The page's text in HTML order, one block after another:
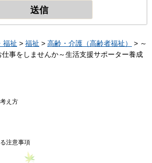
福祉 > 福祉 > 高齢・介護（高齢者福祉）
> ～
事をしませんか～生活支援サポーター養成
え方
注意事項